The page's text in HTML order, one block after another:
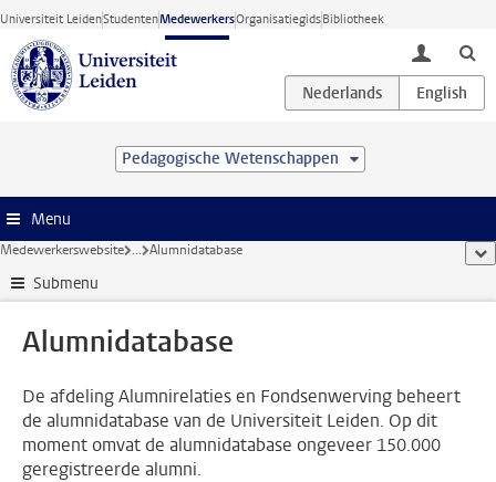
Ga direct naar de inhoud
Universiteit LeidenStudentenMedewerkersOrganisatiegidsBibliotheek
toggle
Pedagogische Wetenschappen
Menu
Medewerkerswebsite ... Alumnidatabase
Submenu
Alumnidatabase
De afdeling Alumnirelaties en Fondsenwerving beheert
de alumnidatabase van de Universiteit Leiden. Op dit
moment omvat de alumnidatabase ongeveer 150.000
geregistreerde alumni.